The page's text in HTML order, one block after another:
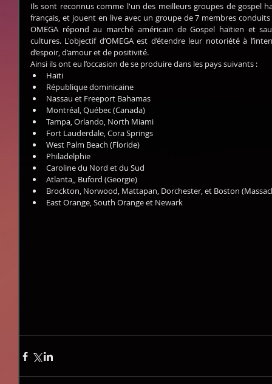
Ils sont reconnus comme l'un des meilleurs groupes de gospel
français, et jouent en live avec un groupe de 7 membres
OMEGA répond au marché américain de Gospel haïtien et
cultures. L'objectif d’OMEGA est d’étendre leur notoriété à
d’espoir, d’amour et de positivité.
Ainsi ils ont eu l’occasion de se produire dans les pays suivants :
Haïti
République dominicaine
Nassau et Freeport Bahamas
Montréal, Québec (Canada)
Tampa, Orlando, North Miami
Fort Lauderdale, Cora Springs
West Palm Beach (Floride)
Philadelphie
Caroline du Nord et du Sud
Atlanta,, Buford (Georgie)
Brockton, Norwood, Mattapan, Dorchester, et Boston
East Orange, South Orange et Newark